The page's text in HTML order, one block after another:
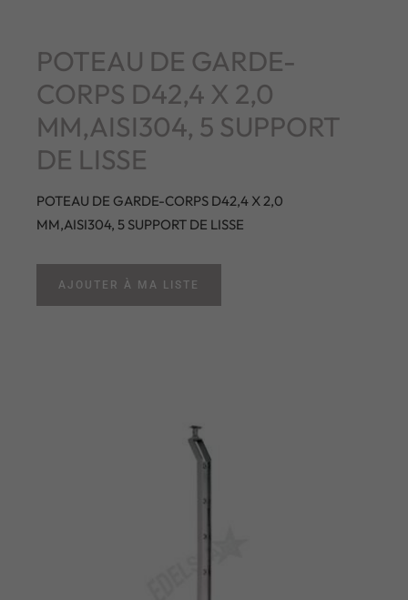
POTEAU DE GARDE-
CORPS D42,4 X 2,0
MM,AISI304, 5 SUPPORT
DE LISSE
POTEAU DE GARDE-CORPS D42,4 X 2,0
MM,AISI304, 5 SUPPORT DE LISSE
AJOUTER À MA LISTE